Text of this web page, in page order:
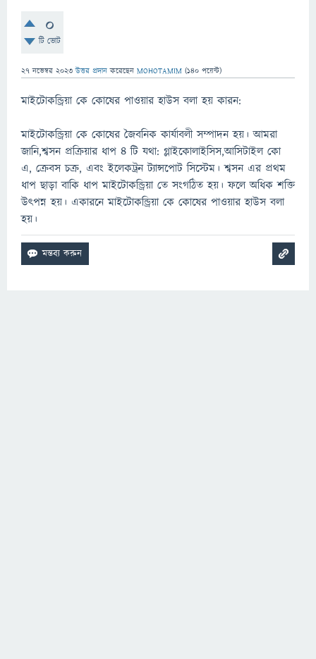
0
টি ভোট
27 নভেম্বর 2023 উত্তর প্রদান করেছেন MOHOTAMIM (140 পয়েন্ট)
মাইটোকন্ড্রিয়া কে কোষের পাওয়ার হাউস বলা হয় কারন:
মাইটোকন্ড্রিয়া কে কোষের জৈবনিক কার্যাবলী সম্পাদন হয়। আমরা
জানি,শ্বসন প্রক্রিয়ার ধাপ ৪ টি যথা: গ্লাইকোলাইসিস,আসিটাইল কো
এ, ক্রেবস চক্র, এবং ইলেকট্রন ট্যান্সপোট সিস্টেম। শ্বসন এর প্রথম
ধাপ ছাড়া বাকি ধাপ মাইটোকন্ড্রিয়া তে সংগঠিত হয়। ফলে অধিক শক্তি
উৎপন্ন হয়। একারনে মাইটোকন্ড্রিয়া কে কোষের পাওয়ার হাউস বলা
হয়।